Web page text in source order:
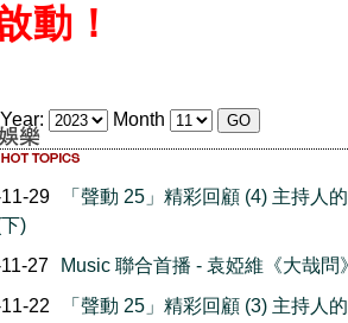
動！
Year: Month
29
「聲動 25」精彩回顧 (4) 主持人
)
27
Music 聯合首播 - 袁婭維《大哉問
22
「聲動 25」精彩回顧 (3) 主持人